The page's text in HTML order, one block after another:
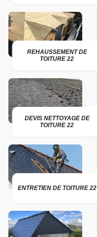
REHAUSSEMENT DE
TOITURE 22
DEVIS NETTOYAGE DE
TOITURE 22
ENTRETIEN DE TOITURE 22